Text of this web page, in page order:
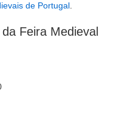
de Portugal
Feira Medieval